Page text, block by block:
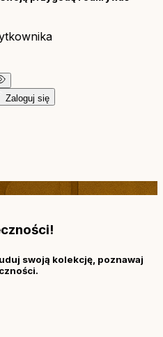
Zaloguj się
swoją kolekcję, poznawaj